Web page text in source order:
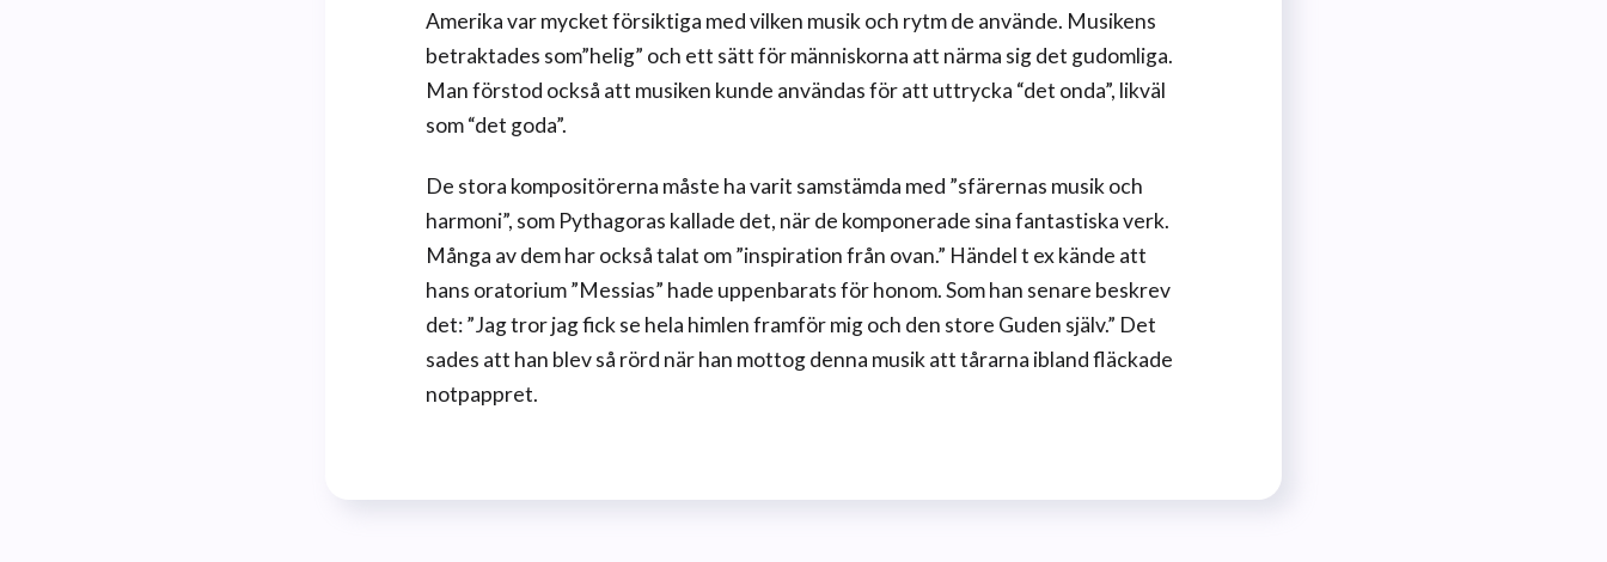
Amerika var mycket försiktiga med vilken musik och rytm de använde. Musikens
betraktades som”helig” och ett sätt för människorna att närma sig det gudomliga.
Man förstod också att musiken kunde användas för att uttrycka “det onda”, likväl
som “det goda”.
De stora kompositörerna måste ha varit samstämda med ”sfärernas musik och
harmoni”, som Pythagoras kallade det, när de komponerade sina fantastiska verk.
Många av dem har också talat om ”inspiration från ovan.” Händel t ex kände att
hans oratorium ”Messias” hade uppenbarats för honom. Som han senare beskrev
det: ”Jag tror jag fick se hela himlen framför mig och den store Guden själv.” Det
sades att han blev så rörd när han mottog denna musik att tårarna ibland fläckade
notpappret.